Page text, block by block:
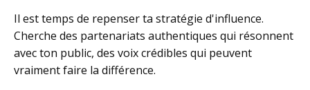
Il est temps de repenser ta stratégie d'influence.
Cherche des partenariats authentiques qui résonnent
avec ton public, des voix crédibles qui peuvent
vraiment faire la différence.